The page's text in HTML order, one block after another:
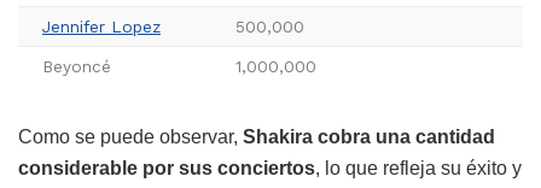
Jennifer Lopez 500,000
Beyoncé 1,000,000
Como se puede observar, Shakira cobra una cantidad
considerable por sus conciertos, lo que refleja su éxito y